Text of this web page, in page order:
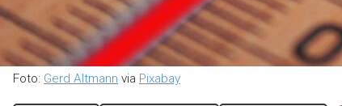
Foto: Gerd Altmann via Pixabay